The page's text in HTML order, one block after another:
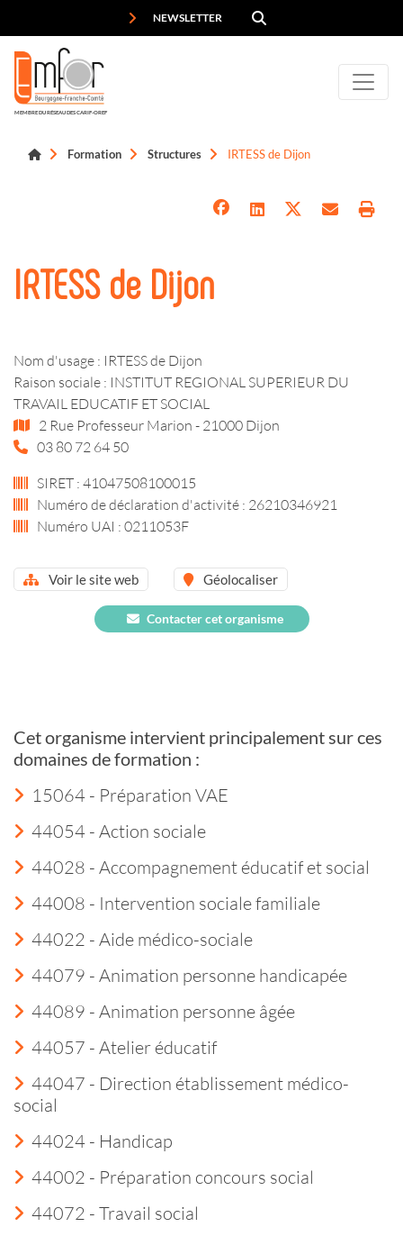
NEWSLETTER
MEMBRE DU RÉSEAU DES CARIF-OREF
Formation Structures IRTESS de Dijon
IRTESS de Dijon
Nom d'usage : IRTESS de Dijon
Raison sociale : INSTITUT REGIONAL SUPERIEUR DU
TRAVAIL EDUCATIF ET SOCIAL
2 Rue Professeur Marion - 21000 Dijon
03 80 72 64 50
SIRET : 41047508100015
Numéro de déclaration d'activité : 26210346921
Numéro UAI : 0211053F
Voir le site web Géolocaliser
Contacter cet organisme
Cet organisme intervient principalement sur ces
domaines de formation :
15064 - Préparation VAE
44054 - Action sociale
44028 - Accompagnement éducatif et social
44008 - Intervention sociale familiale
44022 - Aide médico-sociale
44079 - Animation personne handicapée
44089 - Animation personne âgée
44057 - Atelier éducatif
44047 - Direction établissement médico-
social
44024 - Handicap
44002 - Préparation concours social
44072 - Travail social
Panneau de gestion des cookies